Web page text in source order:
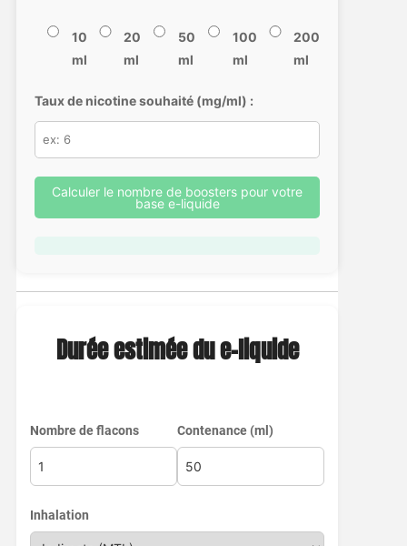
10
ml
20
ml
50
ml
100
ml
200
ml
Taux de nicotine souhaité (mg/ml) :
Calculer le nombre de boosters pour votre
base e-liquide
Durée estimée du e-liquide
Nombre de flacons Contenance (ml)
Inhalation